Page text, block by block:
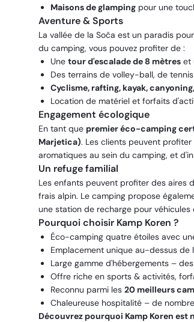
Maisons de glamping pour une
Aventure & Sports
La vallée de la Soča est un paradis
du camping, vous pouvez profiter de :
Une tour d'escalade de 8 mètres et
Des terrains de volley-ball, de
Cyclisme, rafting, kayak,
Location de matériel et forfaits
Engagement écologique
En tant que premier éco-camping
Marjetica). Les clients peuvent
aromatiques au sein du camping, et
Un refuge familial
Les enfants peuvent profiter des aires
frais alpin. Le camping propose
une station de recharge pour
Pourquoi choisir Kamp Koren ?
Éco-camping quatre étoiles avec
Emplacement unique au-dessus de
Large gamme d'hébergements –
Offre riche en sports & activités,
Reconnu parmi les 20 meilleurs
Chaleureuse hospitalité – de
Découvrez pourquoi Kamp Koren est